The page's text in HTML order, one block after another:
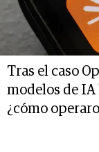
Tras el caso
modelos de IA
¿cómo